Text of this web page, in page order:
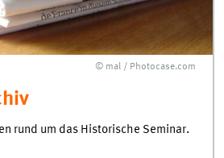
© mal / Photocase.com
rund um das Historische Seminar.